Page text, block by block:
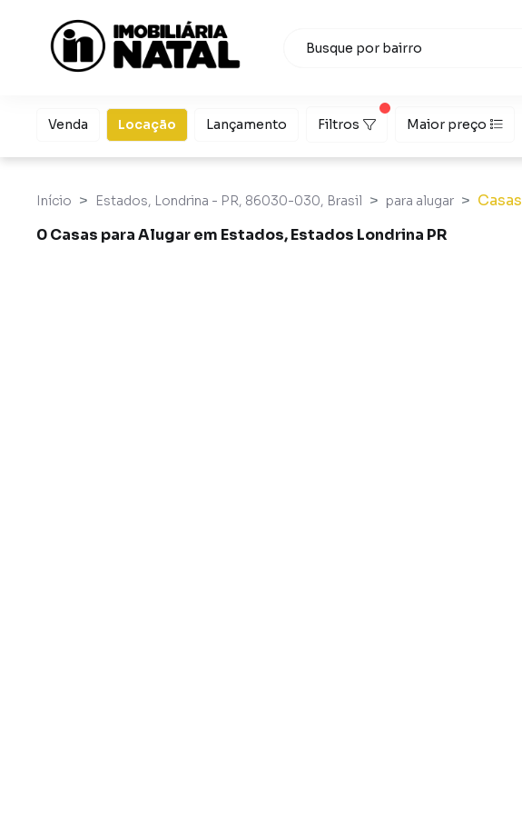
Venda Locação Lançamento Filtros Maior preço
Início Estados, Londrina - PR, 86030-030, Brasil para alugar
Casas
0 Casas para Alugar em Estados, Estados Londrina PR